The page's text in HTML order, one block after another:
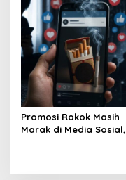
Promosi Rokok Masih
Marak di Media Sosial,